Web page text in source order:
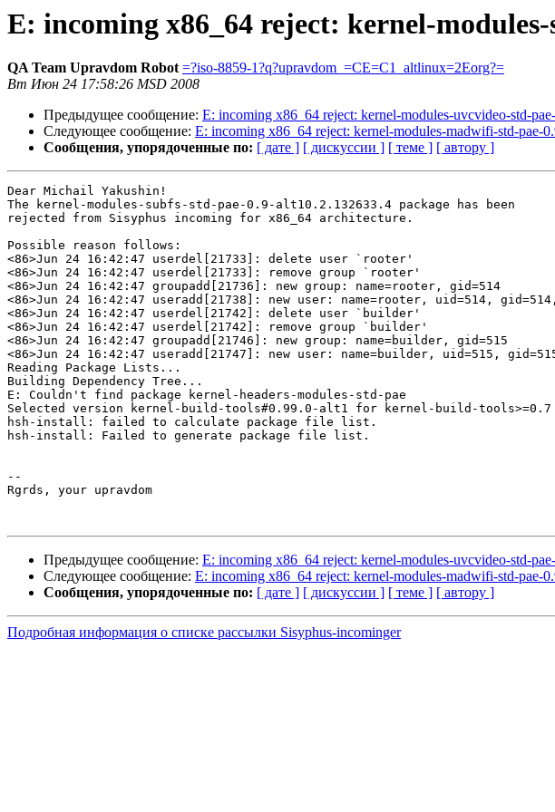
E: incoming x86_64 reject: kernel-
QA Team Upravdom Robot =?iso-8859-1?q?upravdom_=CE=C1_altlinux=2Eorg?=
Вт Июн 24 17:58:26 MSD 2008
Предыдущее сообщение: E: incoming x86_64 reject: kernel-modules-uvcvideo-std-
Следующее сообщение: E: incoming x86_64 reject: kernel-modules-madwifi-std-pae-
Сообщения, упорядоченные по: [ дате ] [ дискуссии ] [ теме ] [ автору ]
Dear Michail Yakushin!
The kernel-modules-subfs-std-pae-0.9-alt10.2.132633.4 package has been
rejected from Sisyphus incoming for x86_64 architecture.
Possible reason follows:
<86>Jun 24 16:42:47 userdel[21733]: delete user `rooter'
<86>Jun 24 16:42:47 userdel[21733]: remove group `rooter'
<86>Jun 24 16:42:47 groupadd[21736]: new group: name=rooter, gid=514
<86>Jun 24 16:42:47 useradd[21738]: new user: name=rooter, uid=514,
<86>Jun 24 16:42:47 userdel[21742]: delete user `builder'
<86>Jun 24 16:42:47 userdel[21742]: remove group `builder'
<86>Jun 24 16:42:47 groupadd[21746]: new group: name=builder, gid=515
<86>Jun 24 16:42:47 useradd[21747]: new user: name=builder, uid=515,
Reading Package Lists...
Building Dependency Tree...
E: Couldn't find package kernel-headers-modules-std-pae
Selected version kernel-build-tools#0.99.0-alt1 for kernel-build-tools>=0.7
hsh-install: failed to calculate package file list.
hsh-install: Failed to generate package file list.
--
Rgrds, your upravdom
Предыдущее сообщение: E: incoming x86_64 reject: kernel-modules-uvcvideo-std-
Следующее сообщение: E: incoming x86_64 reject: kernel-modules-madwifi-std-pae-
Сообщения, упорядоченные по: [ дате ] [ дискуссии ] [ теме ] [ автору ]
Подробная информация о списке рассылки Sisyphus-incominger